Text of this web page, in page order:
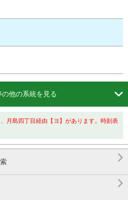
の他の系統を見る 
月島四丁目経由【ヨ】があります。時刻表

